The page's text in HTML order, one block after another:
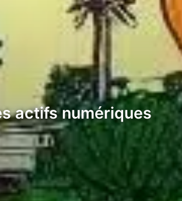
actifs numériques